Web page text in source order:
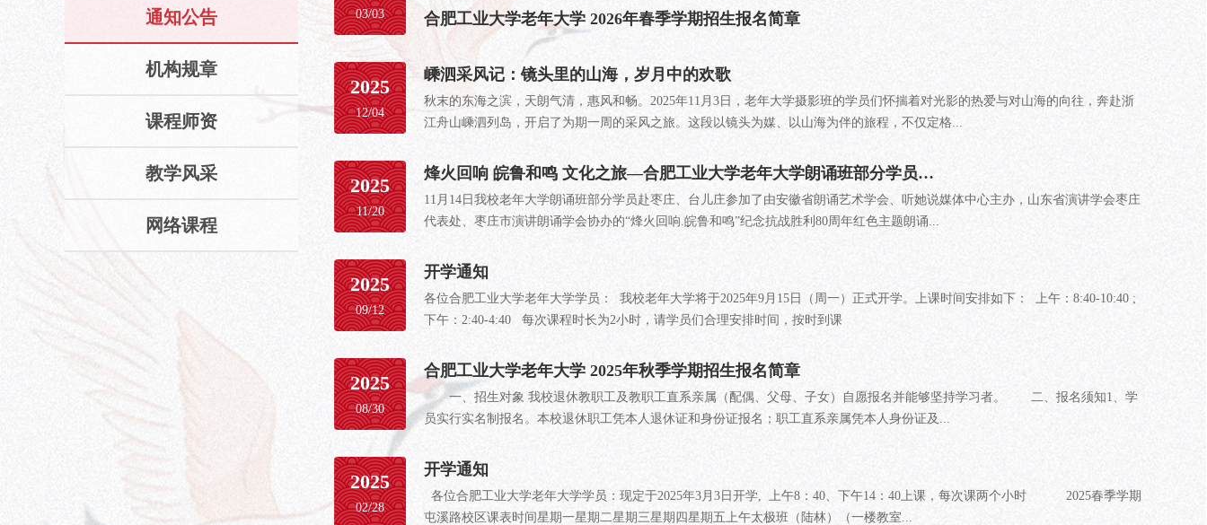
通知公告
机构规章
课程师资
教学风采
网络课程
03/03 合肥工业大学老年大学 2026年春季学期招生报名简章
2025
12/04
嵊泗采风记：镜头里的山海，岁月中的欢歌
秋末的东海之滨，天朗气清，惠风和畅。2025年11月3日，老年大学摄影班的学员们怀揣着对光影的热爱与对山海的向往，奔赴浙
江舟山嵊泗列岛，开启了为期一周的采风之旅。这段以镜头为媒、以山海为伴的旅程，不仅定格...
2025
11/20
烽火回响 皖鲁和鸣 文化之旅—合肥工业大学老年大学朗诵班部分学员游诵之旅
11月14日我校老年大学朗诵班部分学员赴枣庄、台儿庄参加了由安徽省朗诵艺术学会、听她说媒体中心主办，山东省演讲学会枣庄
代表处、枣庄市演讲朗诵学会协办的“烽火回响.皖鲁和鸣”纪念抗战胜利80周年红色主题朗诵...
2025
09/12
开学通知
各位合肥工业大学老年大学学员： 我校老年大学将于2025年9月15日（周一）正式开学。上课时间安排如下： 上午：8:40-10:40 ;
下午：2:40-4:40 每次课程时长为2小时，请学员们合理安排时间，按时到课
2025
08/30
合肥工业大学老年大学 2025年秋季学期招生报名简章
一、招生对象 我校退休教职工及教职工直系亲属（配偶、父母、子女）自愿报名并能够坚持学习者。 二、报名须知1、学
员实行实名制报名。本校退休职工凭本人退休证和身份证报名；职工直系亲属凭本人身份证及...
2025
02/28
开学通知
各位合肥工业大学老年大学学员：现定于2025年3月3日开学, 上午8：40、下午14：40上课，每次课两个小时 2025春季学期
屯溪路校区课表时间星期一星期二星期三星期四星期五上午太极班（陆林）（一楼教室...